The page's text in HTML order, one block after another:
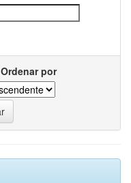
Ordenar por